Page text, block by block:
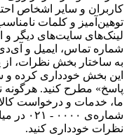
کاربران و سایر اشخاص
توهین‌آمیز و کلمات
لینک‌های سایت‌های دیگر
شماره تماس، ایمیل و
به ساختار بخش نظرات، از
این بخش خودداری کرده
پاسخ» مطرح کنید.
شماره‌ی
نظرات خودداری کنید.